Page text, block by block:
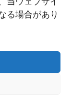
る場合があり